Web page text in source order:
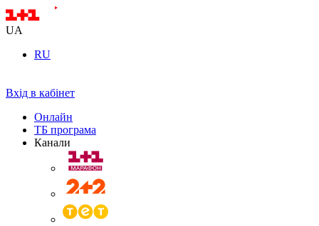
UA
RU
Вхід в кабінет
Онлайн
ТБ програма
Канали